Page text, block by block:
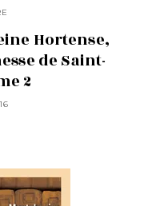
Hortense,
de Saint-
2